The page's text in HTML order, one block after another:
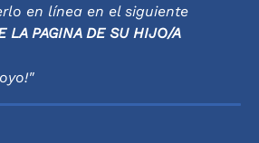
en línea en el siguiente
LA PAGINA DE SU HIJO/A